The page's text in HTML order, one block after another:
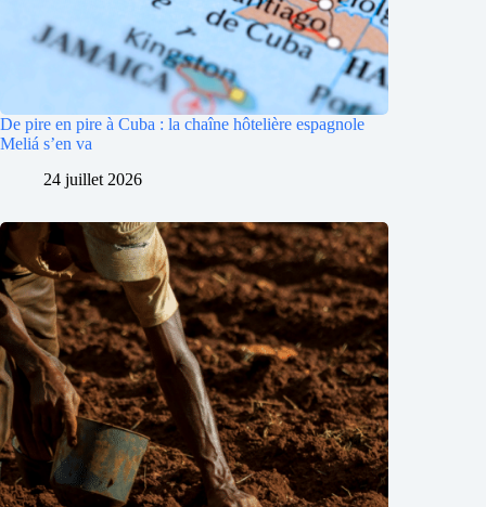
De pire en pire à Cuba : la chaîne hôtelière espagnole
Meliá s’en va
24 juillet 2026